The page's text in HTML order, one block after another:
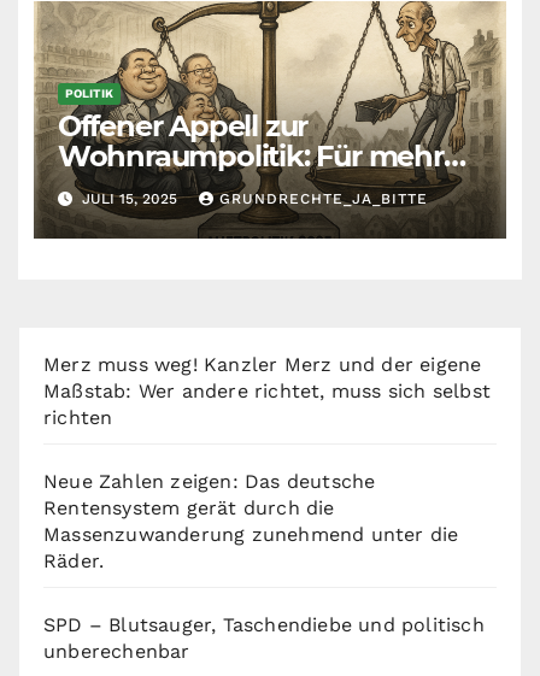
POLITIK
Offener Appell zur
Wohnraumpolitik: Für mehr
Fairness zwischen Mietern,
Vermietern und Gesetzgeber
JULI 15, 2025 GRUNDRECHTE_JA_BITTE
Merz muss weg! Kanzler Merz und der eigene
Maßstab: Wer andere richtet, muss sich selbst
richten
Neue Zahlen zeigen: Das deutsche
Rentensystem gerät durch die
Massenzuwanderung zunehmend unter die
Räder.
SPD – Blutsauger, Taschendiebe und politisch
unberechenbar